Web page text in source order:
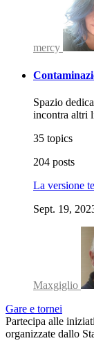
mercy
Spazio
incontra altri
35 topics
204 posts
La versione
Sept. 19,
Maxgiglio
Gare e tornei
Partecipa alle
organizzate dallo